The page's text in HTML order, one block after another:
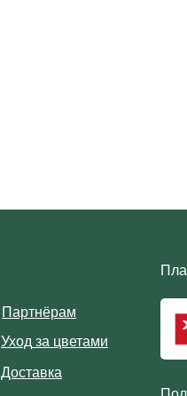
Уход за цветами
Партнёрам
Доставка